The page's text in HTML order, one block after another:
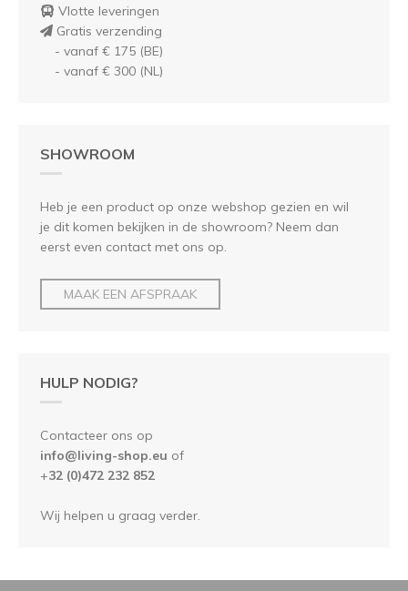
Vlotte leveringen
Gratis verzending
- vanaf € 175 (BE)
- vanaf € 300 (NL)
SHOWROOM
Heb je een product op onze webshop gezien en wil
je dit komen bekijken in de showroom? Neem dan
eerst even contact met ons op.
MAAK EEN AFSPRAAK
HULP NODIG?
Contacteer ons op
info@living-shop.eu of
+32 (0)472 232 852
Wij helpen u graag verder.